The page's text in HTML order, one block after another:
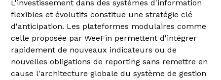
L'investissement dans des systèmes d'information
flexibles et évolutifs constitue une stratégie clé
d'anticipation. Les plateformes modulaires comme
celle proposée par WeeFin permettent d'intégrer
rapidement de nouveaux indicateurs ou de
nouvelles obligations de reporting sans remettre en
cause l'architecture globale du système de gestion